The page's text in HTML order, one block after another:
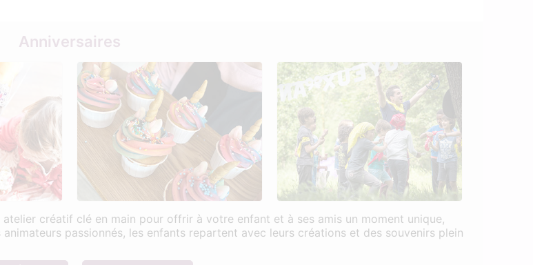
Anniversaires
créatif clé en main pour offrir à votre enfant et à ses amis un moment unique,
passionnés, les enfants repartent avec leurs créations et des souvenirs plein